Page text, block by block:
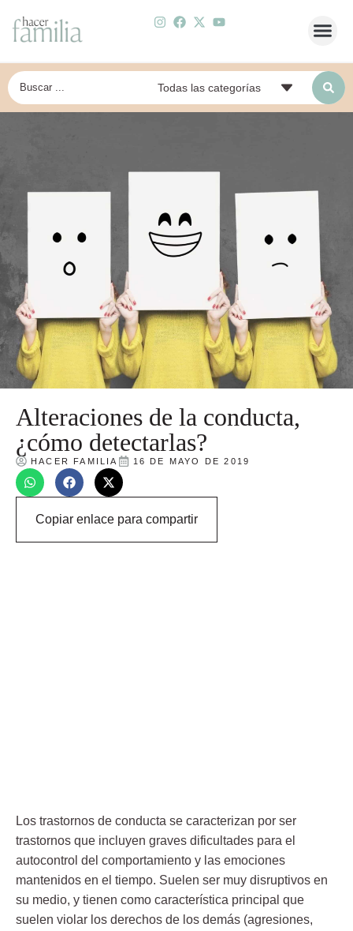
Alteraciones de la conducta,
¿cómo detectarlas?
HACER FAMILIA 16 DE MAYO DE 2019
Copiar enlace para compartir
Los trastornos de conducta se caracterizan por ser
trastornos que incluyen graves dificultades para el
autocontrol del comportamiento y las emociones
mantenidos en el tiempo. Suelen ser muy disruptivos en
su medio, y tienen como característica principal que
suelen violar los derechos de los demás (agresiones,